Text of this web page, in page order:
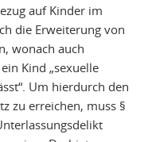
auf Kinder im
die Erweiterung von
wonach auch
Kind „sexuelle
Um hierdurch den
zu erreichen, muss §